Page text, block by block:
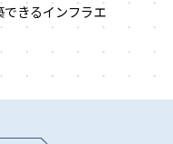
きるインフラエ